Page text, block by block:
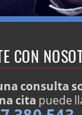
CON
consulta
cita puede